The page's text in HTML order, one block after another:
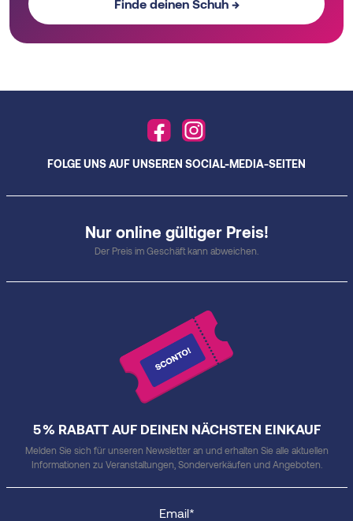
Finde deinen Schuh →
Nur online gültiger Preis!
Der Preis im Geschäft kann abweichen.
FOLGE UNS AUF UNSEREN SOCIAL-MEDIA-SEITEN
5 % RABATT AUF DEINEN NÄCHSTEN EINKAUF
Melden Sie sich für unseren Newsletter an und erhalten Sie alle aktuellen
Informationen zu Veranstaltungen, Sonderverkäufen und Angeboten.
Email*